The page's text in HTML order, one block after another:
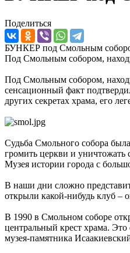
Поделиться
БУНКЕР под Смольным
Под Смольным собором,
Под Смольным собором,
сенсационный факт
других секретах храма, его
Судьба Смольного собора
громить церкви и уничтожать
Музея истории города с
В наши дни сложно
открыли какой-нибудь клуб –
В 1990 в Смольном соборе
центральный крест храма.
музея-памятника